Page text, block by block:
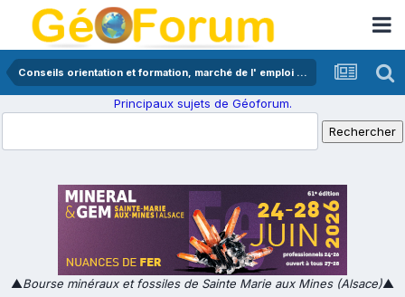
Conseils orientation et formation, marché de l' emploi en géologie
Principaux sujets de Géoforum.
▲Bourse minéraux et fossiles de Sainte Marie aux Mines (Alsace)▲